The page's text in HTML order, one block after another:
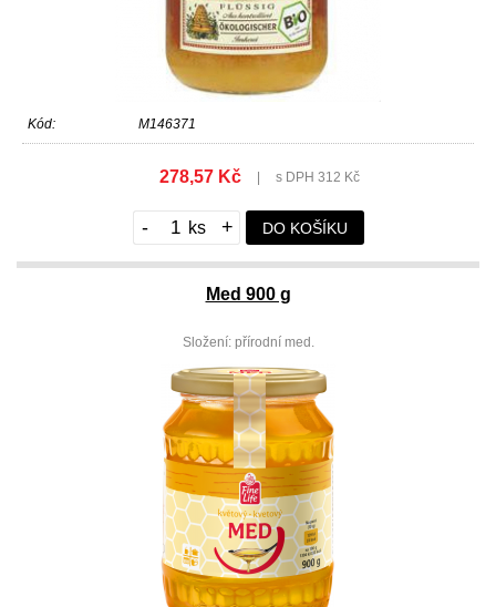
Kód: M146371
278,57 Kč s DPH 312 Kč
- + DO KOŠÍKU
Med 900 g
Složení: přírodní med.